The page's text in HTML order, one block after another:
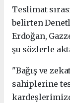
Teslimat
belirten
Erdoğan,
şu sözlerle
"Bağış ve
sahiplerine